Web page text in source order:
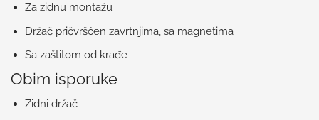
Za zidnu montažu
Držač pričvršćen zavrtnjima, sa magnetima
Sa zaštitom od krađe
Obim isporuke
Zidni držač